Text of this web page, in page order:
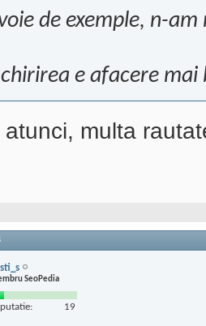
de exemple, n-
e afacere mai
atunci, multa
SeoPedia
19